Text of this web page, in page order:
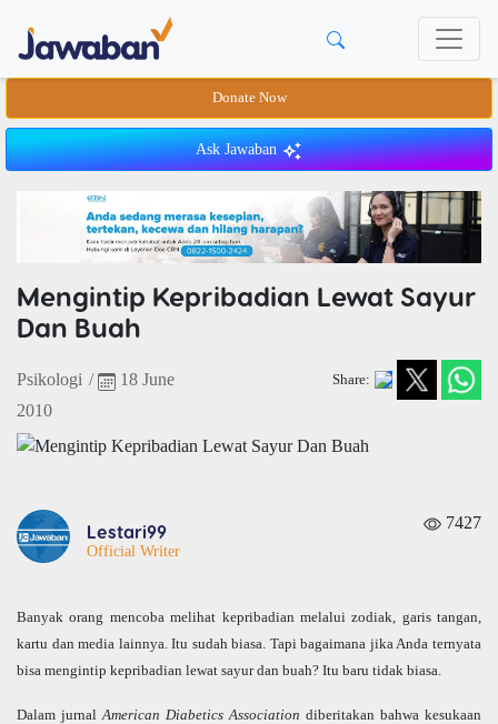
Donate Now
Ask Jawaban
Mengintip Kepribadian Lewat Sayur
Dan Buah
Psikologi /
18 June
2010
Share:
Lestari99
Official Writer
7427
Banyak orang mencoba melihat kepribadian melalui zodiak, garis tangan,
kartu dan media lainnya. Itu sudah biasa. Tapi bagaimana jika Anda ternyata
bisa mengintip kepribadian lewat sayur dan buah? Itu baru tidak biasa.
Dalam jurnal American Diabetics Association diberitakan bahwa kesukaan